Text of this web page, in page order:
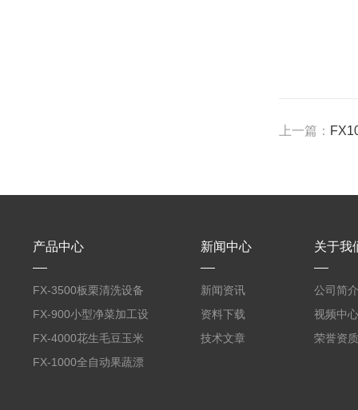
上一篇：
产品中心
FX-3500板栗清洗设备
全自动气泡清洗机
FX-900小型净菜加工设
备野菜清洗机
FX-4000花生毛豆玉米
蒸煮漂烫机
FX-1000全自动果蔬漂
新闻中心
新闻资讯
资料下载
技术文章
关于我
公司简介
视频中心
荣誉资质